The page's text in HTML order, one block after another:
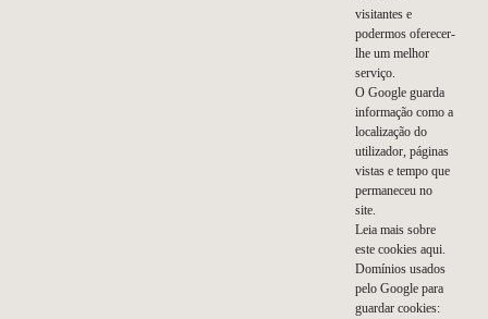
visitantes e
podermos oferecer-
lhe um melhor
serviço.
O Google guarda
informação como a
localização do
utilizador, páginas
vistas e tempo que
permaneceu no
site.
Leia mais sobre
este cookies aqui.
Domínios usados
pelo Google para
guardar cookies: